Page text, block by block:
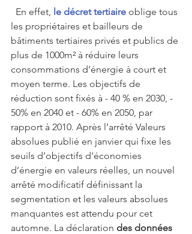
  En effet,
le décret tertiaire oblige tous
les propriétaires et bailleurs de
bâtiments tertiaires privés et publics de
plus de 1000m² à réduire leurs
consommations d’énergie à court et
moyen terme. Les objectifs de
réduction sont fixés à - 40 % en 2030, -
50% en 2040 et - 60% en 2050, par
rapport à 2010. Après l’arrêté Valeurs
absolues publié en janvier qui fixe les
seuils d’objectifs d’économies
d’énergie en valeurs réelles, un nouvel
arrêté modificatif définissant la
segmentation et les valeurs absolues
manquantes est attendu pour cet
automne. La déclaration des données